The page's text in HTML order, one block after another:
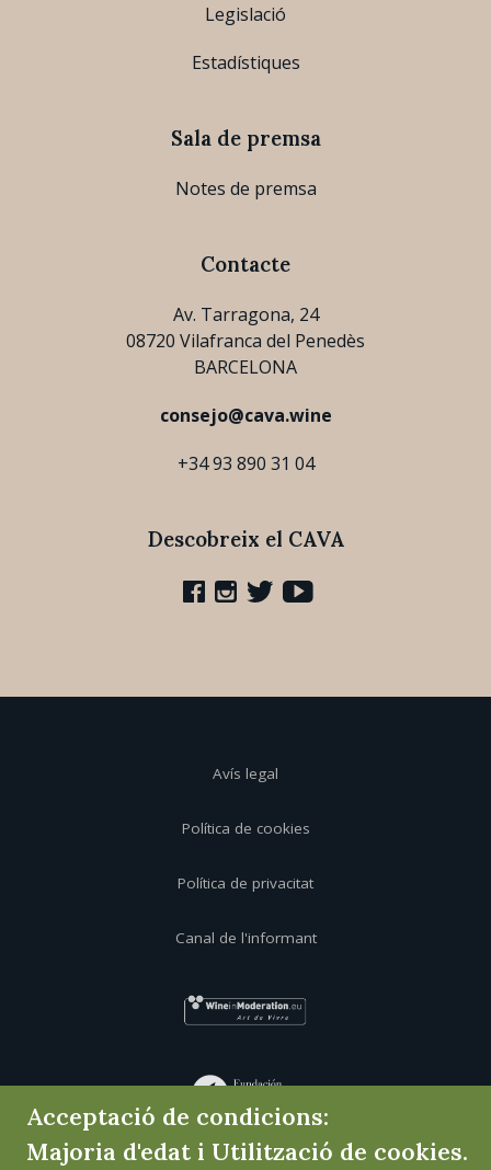
Legislació
Estadístiques
Sala de premsa
Notes de premsa
Contacte
Av. Tarragona, 24
08720 Vilafranca del Penedès
BARCELONA
consejo@cava.wine
+34 93 890 31 04
Descobreix el CAVA
Avís legal
Política de cookies
Política de privacitat
Canal de l'informant
Acceptació de condicions:
Majoria d'edat i Utilització de cookies.